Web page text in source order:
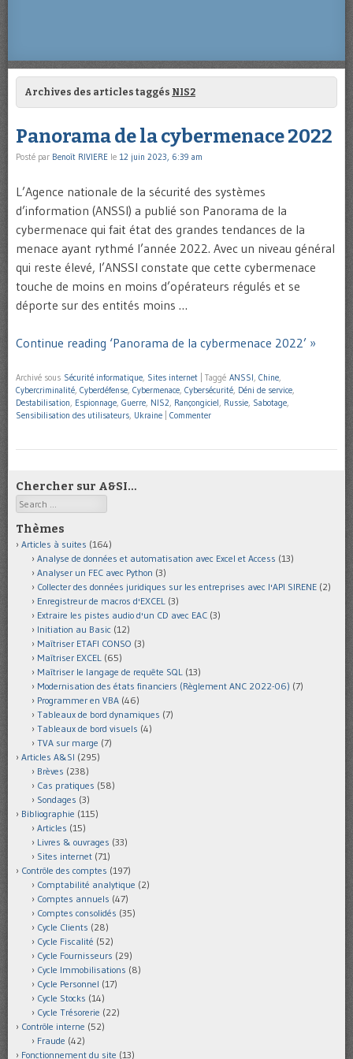
Archives des articles taggés NIS2
Panorama de la cybermenace 2022
Posté par Benoît RIVIERE le 12 juin 2023, 6:39 am
L’Agence nationale de la sécurité des systèmes
d’information (ANSSI) a publié son Panorama de la
cybermenace qui fait état des grandes tendances de la
menace ayant rythmé l’année 2022. Avec un niveau général
qui reste élevé, l’ANSSI constate que cette cybermenace
touche de moins en moins d’opérateurs régulés et se
déporte sur des entités moins …
Continue reading ‘Panorama de la cybermenace 2022’ »
Archivé sous Sécurité informatique, Sites internet Taggé ANSSI, Chine,
Cybercriminalité, Cyberdéfense, Cybermenace, Cybersécurité, Déni de service,
Destabilisation, Espionnage, Guerre, NIS2, Rançongiciel, Russie, Sabotage,
Sensibilisation des utilisateurs, Ukraine Commenter
Chercher sur A&SI…
Search
Thèmes
Articles à suites (164)
Analyse de données et automatisation avec Excel et Access (13)
Analyser un FEC avec Python (3)
Collecter des données juridiques sur les entreprises avec l'API SIRENE (2)
Enregistreur de macros d'EXCEL (3)
Extraire les pistes audio d'un CD avec EAC (3)
Initiation au Basic (12)
Maîtriser ETAFI CONSO (3)
Maîtriser EXCEL (65)
Maîtriser le langage de requête SQL (13)
Modernisation des états financiers (Règlement ANC 2022-06) (7)
Programmer en VBA (46)
Tableaux de bord dynamiques (7)
Tableaux de bord visuels (4)
TVA sur marge (7)
Articles A&SI (295)
Brèves (238)
Cas pratiques (58)
Sondages (3)
Bibliographie (115)
Articles (15)
Livres & ouvrages (33)
Sites internet (71)
Contrôle des comptes (197)
Comptabilité analytique (2)
Comptes annuels (47)
Comptes consolidés (35)
Cycle Clients (28)
Cycle Fiscalité (52)
Cycle Fournisseurs (29)
Cycle Immobilisations (8)
Cycle Personnel (17)
Cycle Stocks (14)
Cycle Trésorerie (22)
Contrôle interne (52)
Fraude (42)
Fonctionnement du site (13)